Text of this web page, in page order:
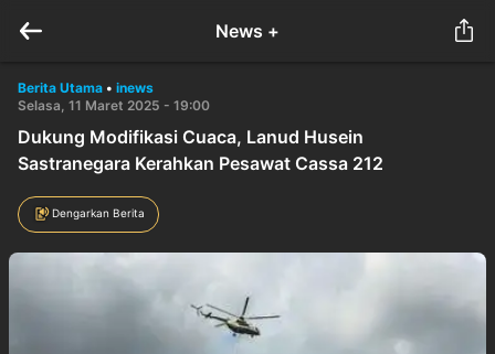
News +
Berita Utama • inews
Selasa, 11 Maret 2025 - 19:00
Dukung Modifikasi Cuaca, Lanud Husein
Sastranegara Kerahkan Pesawat Cassa 212
Dengarkan Berita